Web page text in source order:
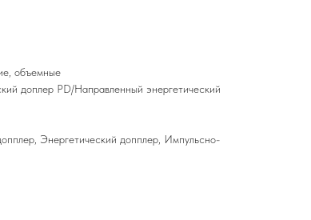
объемные
доплер PD/Направленный энергетический
Энергетический допплер, Импульсно-